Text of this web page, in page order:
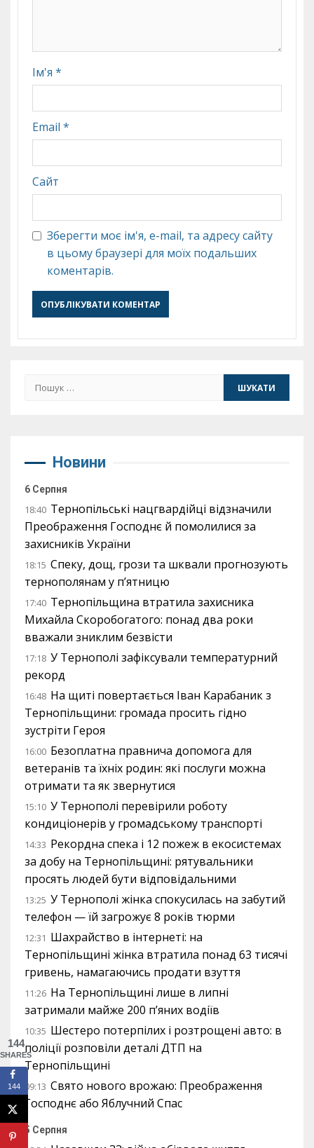
Ім'я *
Email *
Сайт
Зберегти моє ім'я, e-mail, та адресу сайту
в цьому браузері для моїх подальших
коментарів.
Пошук:
Новини
6 Серпня
18:40 Тернопільські нацгвардійці відзначили
Преображення Господнє й помолилися за
захисників України
18:15 Спеку, дощ, грози та шквали прогнозують
тернополянам у п’ятницю
17:40 Тернопільщина втратила захисника
Михайла Скоробогатого: понад два роки
вважали зниклим безвісти
17:18 У Тернополі зафіксували температурний
рекорд
16:48 На щиті повертається Іван Карабаник з
Тернопільщини: громада просить гідно
зустріти Героя
16:00 Безоплатна правнича допомога для
ветеранів та їхніх родин: які послуги можна
отримати та як звернутися
15:10 У Тернополі перевірили роботу
кондиціонерів у громадському транспорті
14:33 Рекордна спека і 12 пожеж в екосистемах
за добу на Тернопільщині: рятувальники
просять людей бути відповідальними
13:25 У Тернополі жінка спокусилась на забутий
телефон — їй загрожує 8 років тюрми
12:31 Шахрайство в інтернеті: на
Тернопільщині жінка втратила понад 63 тисячі
гривень, намагаючись продати взуття
11:26 На Тернопільщині лише в липні
затримали майже 200 п’яних водіїв
10:35 Шестеро потерпілих і розтрощені авто: в
поліції розповіли деталі ДТП на
Тернопільщині
09:13 Свято нового врожаю: Преображення
Господнє або Яблучний Спас
5 Серпня
144
SHARES
144